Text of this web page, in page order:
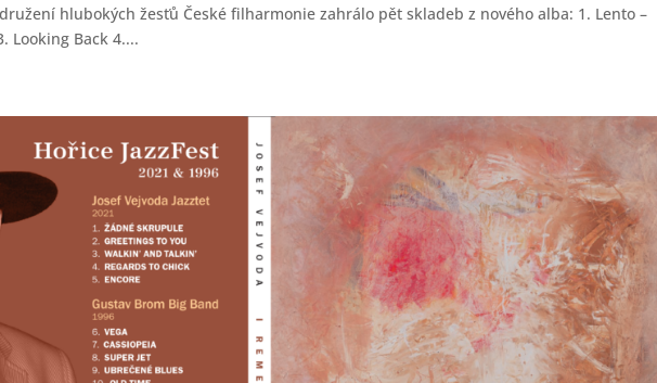
hlubokých žesťů České filharmonie zahrálo pět skladeb z nového alba: 1. Lento –
Looking Back 4....